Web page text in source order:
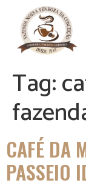
BLOG
Tag:
CAFÉ DA
PASSEIO